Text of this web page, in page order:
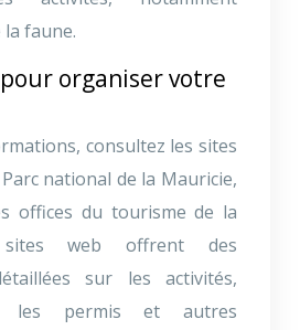
la faune.
organiser votre
consultez les sites
national de la Mauricie,
offices du tourisme de la
web offrent des
sur les activités,
les permis et autres